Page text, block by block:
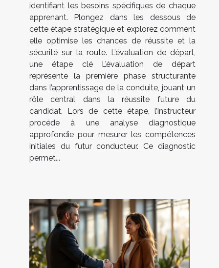
identifiant les besoins spécifiques de chaque
apprenant. Plongez dans les dessous de
cette étape stratégique et explorez comment
elle optimise les chances de réussite et la
sécurité sur la route. L’évaluation de départ,
une étape clé L’évaluation de départ
représente la première phase structurante
dans l’apprentissage de la conduite, jouant un
rôle central dans la réussite future du
candidat. Lors de cette étape, l’instructeur
procède à une analyse diagnostique
approfondie pour mesurer les compétences
initiales du futur conducteur. Ce diagnostic
permet...